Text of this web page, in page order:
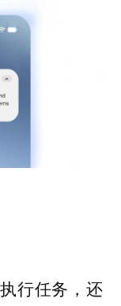
行任务，还